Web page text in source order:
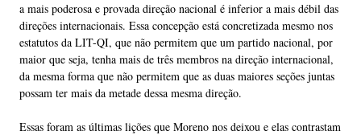
a mais poderosa e provada direção nacional é inferior a mais débil das
direções internacionais. Essa concepção está concretizada mesmo nos
estatutos da LIT-QI, que não permitem que um partido nacional, por
maior que seja, tenha mais de três membros na direção internacional,
da mesma forma que não permitem que as duas maiores seções juntas
possam ter mais da metade dessa mesma direção.
Essas foram as últimas lições que Moreno nos deixou e elas contrastam